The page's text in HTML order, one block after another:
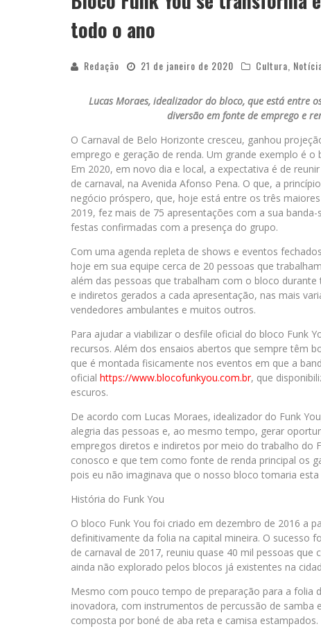
todo o ano
Redação 21 de janeiro de 2020 Cultura
Lucas Moraes, idealizador do bloco, que está entre
diversão em fonte de emprego e
O Carnaval de Belo Horizonte cresceu, ganhou
emprego e geração de renda. Um grande exemplo é
Em 2020, em novo dia e local, a expectativa é de
de carnaval, na Avenida Afonso Pena. O que, a
negócio próspero, que, hoje está entre os três
2019, fez mais de 75 apresentações com a sua
festas confirmadas com a presença do grupo.
Com uma agenda repleta de shows e eventos
hoje em sua equipe cerca de 20 pessoas que
além das pessoas que trabalham com o bloco
e indiretos gerados a cada apresentação, nas mais
vendedores ambulantes e muitos outros.
Para ajudar a viabilizar o desfile oficial do bloco Funk
recursos. Além dos ensaios abertos que sempre têm
que é montada fisicamente nos eventos em que a
oficial https://www.blocofunkyou.com.br, que
escuros.
De acordo com Lucas Moraes, idealizador do Funk
alegria das pessoas e, ao mesmo tempo, gerar
empregos diretos e indiretos por meio do trabalho do
conosco e que tem como fonte de renda principal os
pois eu não imaginava que o nosso bloco tomaria esta
História do Funk You
O bloco Funk You foi criado em dezembro de 2016 a
definitivamente da folia na capital mineira. O sucesso
de carnaval de 2017, reuniu quase 40 mil pessoas
ainda não explorado pelos blocos já existentes na
Mesmo com pouco tempo de preparação para a folia
inovadora, com instrumentos de percussão de
composta por boné de aba reta e camisa estampados.